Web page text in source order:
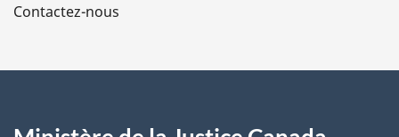
a
Contactez-nous